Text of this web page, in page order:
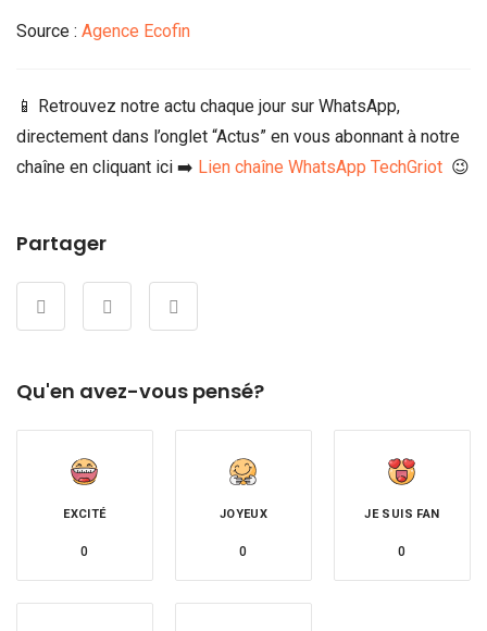
Source : Agence Ecofin
📱 Retrouvez notre actu chaque jour sur WhatsApp,
directement dans l’onglet “Actus” en vous abonnant à notre
chaîne en cliquant ici ➡️ Lien chaîne WhatsApp TechGriot 😉
Partager
Qu'en avez-vous pensé?
EXCITÉ
0
JOYEUX
0
JE SUIS FAN
0